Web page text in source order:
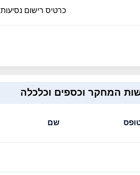
כרטיס רישום נסיעות
המחקר וכספים וכלכלה
שם